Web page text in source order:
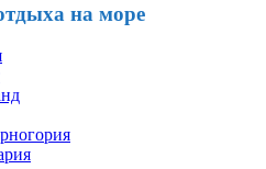
на море